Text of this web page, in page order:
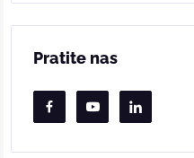
Pratite nas